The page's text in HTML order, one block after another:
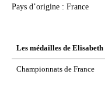
Pays d’origine : France
Les médailles de Elisabeth
Championnats de France